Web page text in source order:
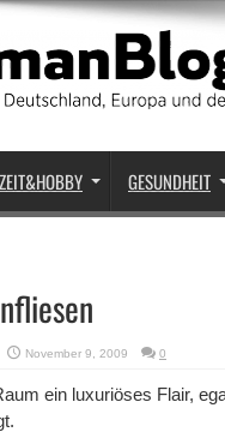
GESUNDHEIT
November 9, 2009 0
ein luxuriöses Flair,